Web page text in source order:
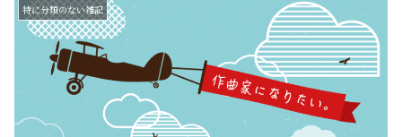
特に分類のない雑記